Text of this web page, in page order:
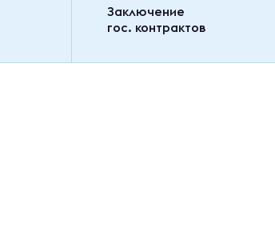
Заключение
гос. контрактов